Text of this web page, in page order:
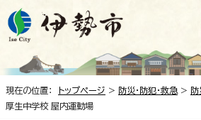
現在の位置： トップページ > 防災・防犯・救急 > 防
厚生中学校 屋内運動場